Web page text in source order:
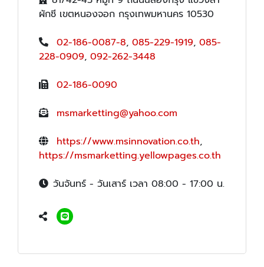
ผักชี เขตหนองจอก กรุงเทพมหานคร 10530
02-186-0087-8, 085-229-1919, 085-
228-0909, 092-262-3448
02-186-0090
msmarketting@yahoo.com
https://www.msinnovation.co.th,
https://msmarketting.yellowpages.co.th
วันจันทร์ - วันเสาร์ เวลา 08:00 - 17:00 น.